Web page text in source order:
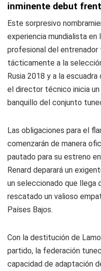
inminente debut
Este sorpresivo
experiencia mundialista
profesional del entrenador
tácticamente a la
Rusia 2018 y a la
el director técnico inicia
banquillo del conjunto
Las obligaciones para el
comenzarán de manera
pautado para su estreno
Renard deparará un
un seleccionado que llega
rescatado un valioso
Países Bajos.
Con la destitución de
partido, la federación
capacidad de adaptación